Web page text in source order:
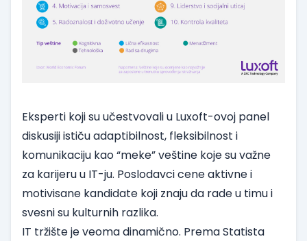
Eksperti koji su učestvovali u Luxoft-ovoj panel
diskusiji ističu adaptibilnost, fleksibilnost i
komunikaciju kao “meke” veštine koje su važne
za karijeru u IT-ju. Poslodavci cene aktivne i
motivisane kandidate koji znaju da rade u timu i
svesni su kulturnih razlika.
IT tržište je veoma dinamično. PremaStatista